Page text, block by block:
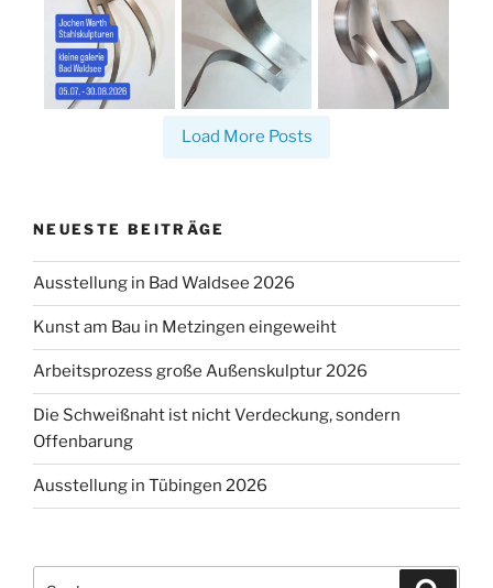
Load More Posts
NEUESTE BEITRÄGE
Ausstellung in Bad Waldsee 2026
Kunst am Bau in Metzingen eingeweiht
Arbeitsprozess große Außenskulptur 2026
Die Schweißnaht ist nicht Verdeckung, sondern
Offenbarung
Ausstellung in Tübingen 2026